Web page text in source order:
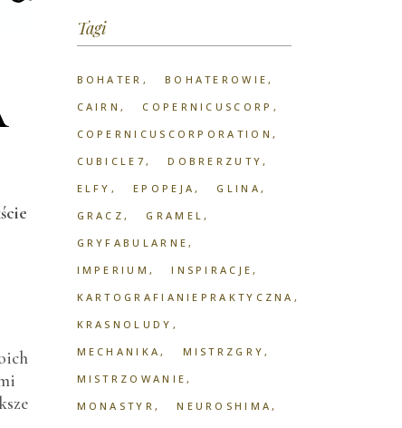
Tagi
BOHATER
BOHATEROWIE
CAIRN
COPERNICUSCORP
COPERNICUSCORPORATION
CUBICLE7
DOBRERZUTY
ELFY
EPOPEJA
GLINA
GRACZ
GRAMEL
GRYFABULARNE
IMPERIUM
INSPIRACJE
KARTOGRAFIANIEPRAKTYCZNA
KRASNOLUDY
MECHANIKA
MISTRZGRY
MISTRZOWANIE
MONASTYR
NEUROSHIMA